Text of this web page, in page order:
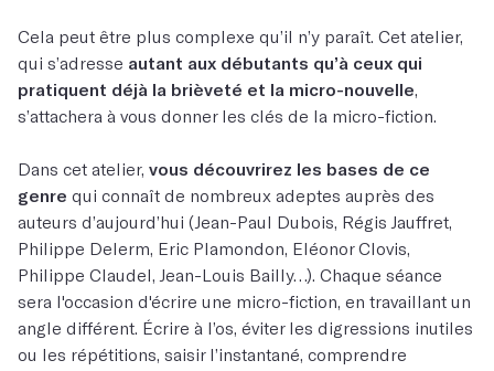
Cela peut être plus complexe qu’il n’y paraît. Cet atelier,
qui s’adresse autant aux débutants qu’à ceux qui
pratiquent déjà la brièveté et la micro-nouvelle,
s’attachera à vous donner les clés de la micro-fiction.
Dans cet atelier, vous découvrirez les bases de ce
genre qui connaît de nombreux adeptes auprès des
auteurs d’aujourd’hui (Jean-Paul Dubois, Régis Jauffret,
Philippe Delerm, Eric Plamondon, Eléonor Clovis,
Philippe Claudel, Jean-Louis Bailly…). Chaque séance
sera l'occasion d'écrire une micro-fiction, en travaillant un
angle différent. Écrire à l’os, éviter les digressions inutiles
ou les répétitions, saisir l’instantané, comprendre